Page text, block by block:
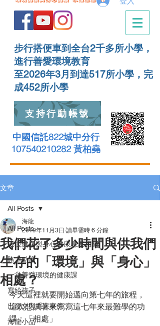
步行搭便車到全台2千多所小學，
進行善愛環境教育
至2026年3月到達517所小學，完
成452所小學
支持行動帳號
中國信託822城中分行
107540210282 黃柏堯
文章
All Posts
環境健康與身心健康息息相關
路上點滴
一堂善愛環境的健康課
寫給孩子
出發文與重大事件
海龍小品
All Posts
我們花了多少時間與供我們
生存的「環境」與「身心」
相處？
海龍
2019年11月3日 讀畢需時 6 分鐘
今天這裡就要開始邁向第七年的旅程，
這次想試著來寫寫這七年來最難學的功
課：「相處」